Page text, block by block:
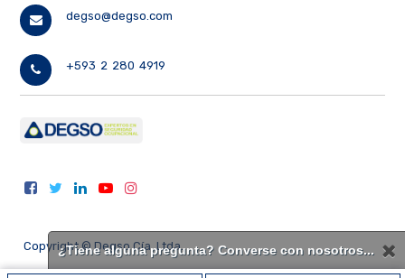
degso@degso.com
+593 2 280 4919
Copyright © Degso Cía. Ltda.
¿Tiene alguna pregunta? Converse con nosotros...